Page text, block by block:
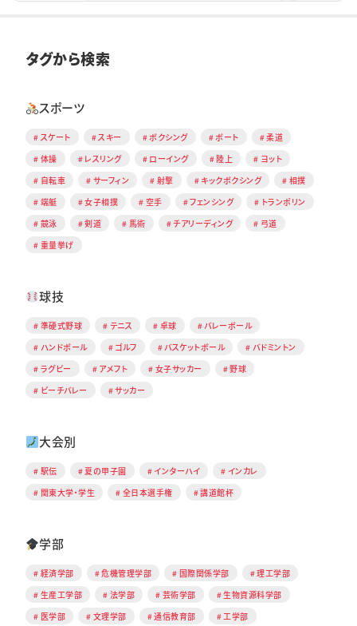
タグから検索
スポーツ
スケート スキー ボクシング ボート
柔道
体操
レスリング ローイング 陸上
ヨット
自転車
サーフィン 射撃 キックボクシング
相撲
端艇
女子相撲 空手 フェンシング
トランポリン
競泳
剣道 馬術 チアリーディング
弓道
重量挙げ
球技
準硬式野球 テニス 卓球
バレーボール
ハンドボール
ゴルフ バスケットボール
バドミントン
ラグビー
アメフト 女子サッカー
野球
ビーチバレー
サッカー
大会別
駅伝 夏の甲子園 インターハイ
インカレ
関東大学・学生
全日本選手権 講道館杯
学部
経済学部 危機管理学部 国際関係学部
理工学部
生産工学部
法学部 芸術学部
生物資源科学部
医学部
文理学部 通信教育部
工学部